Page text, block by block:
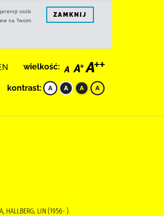
osób
na Twoim
ZAMKNIJ
wielkość:
kontrast:
HALLBERG, LIN (1956- ).